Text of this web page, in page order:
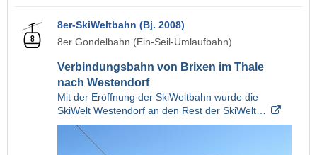
8er-SkiWeltbahn (Bj. 2008)
8er Gondelbahn (Ein-Seil-Umlaufbahn)
Verbindungsbahn von Brixen im Thale
nach Westendorf
Mit der Eröffnung der SkiWeltbahn wurde die
SkiWelt Westendorf an den Rest der SkiWelt…